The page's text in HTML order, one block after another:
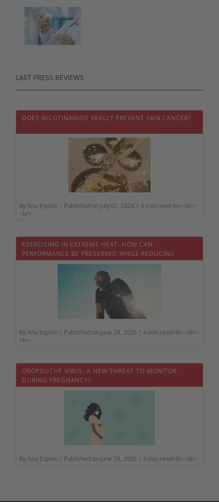
LAST PRESS REVIEWS
DOES NICOTINAMIDE REALLY PREVENT SKIN CANCER?
By Ana Espino | Published on July 01, 2026 | 4 min read<br><br>
<br>
EXERCISING IN EXTREME HEAT: HOW CAN
PERFORMANCE BE PRESERVED WHILE REDUCING
HEALTH RISKS?
By Ana Espino | Published on June 29, 2026 | 4 min read<br><br>
<br>
OROPOUCHE VIRUS: A NEW THREAT TO MONITOR
DURING PREGNANCY?
By Ana Espino | Published on June 26, 2026 | 4 min read<br><br>